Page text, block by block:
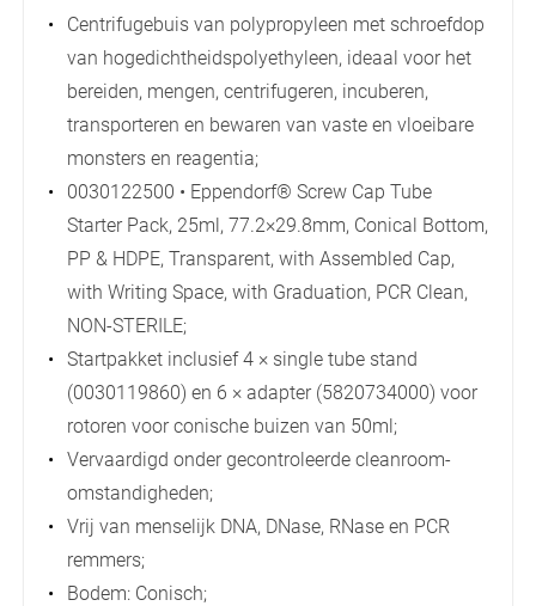
Centrifugebuis van polypropyleen met schroefdop
van hogedichtheidspolyethyleen, ideaal voor het
bereiden, mengen, centrifugeren, incuberen,
transporteren en bewaren van vaste en vloeibare
monsters en reagentia;
0030122500 • Eppendorf® Screw Cap Tube
Starter Pack, 25ml, 77.2×29.8mm, Conical Bottom,
PP & HDPE, Transparent, with Assembled Cap,
with Writing Space, with Graduation, PCR Clean,
NON-STERILE;
Startpakket inclusief 4 × single tube stand
(0030119860) en 6 × adapter (5820734000) voor
rotoren voor conische buizen van 50ml;
Vervaardigd onder gecontroleerde cleanroom-
omstandigheden;
Vrij van menselijk DNA, DNase, RNase en PCR
remmers;
Bodem: Conisch;